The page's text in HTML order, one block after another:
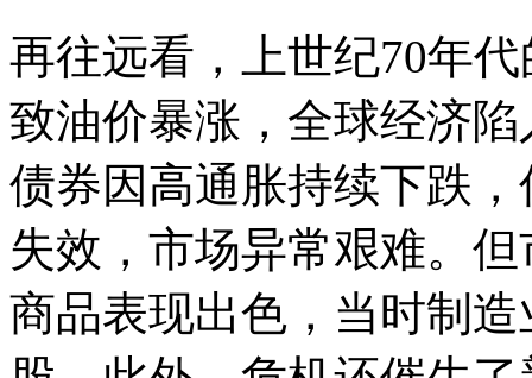
再往远看，上世纪70年
致油价暴涨，全球经济
债券因高通胀持续下跌
失效，市场异常艰难。
商品表现出色，当时制